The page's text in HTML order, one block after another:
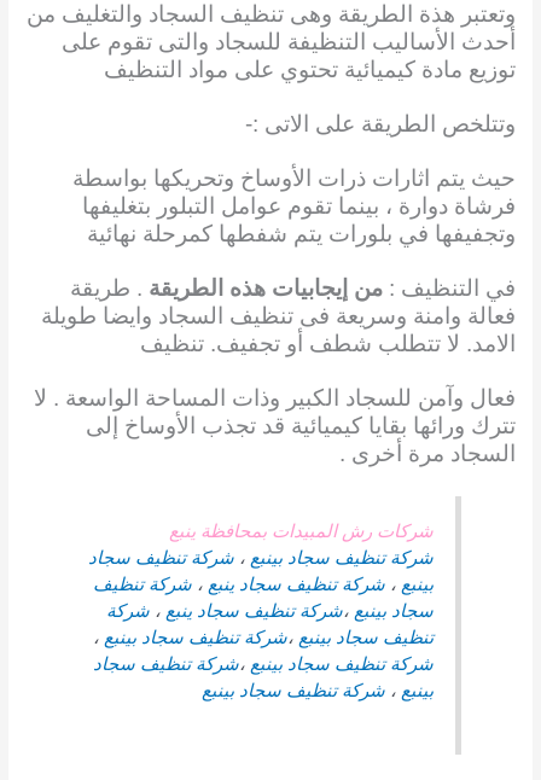
وتعتبر هذة الطريقة وهى تنظيف السجاد والتغليف من
أحدث الأساليب التنظيفة للسجاد والتى تقوم على
توزيع مادة كيميائية تحتوي على مواد التنظيف
وتتلخص الطريقة على الاتى :-
حيث يتم اثارات ذرات الأوساخ وتحريكها بواسطة
فرشاة دوارة ، بينما تقوم عوامل التبلور بتغليفها
وتجفيفها في بلورات يتم شفطها كمرحلة نهائية
في التنظيف :من إيجابيات هذه الطريقة . طريقة
فعالة وامنة وسريعة فى تنظيف السجاد وايضا طويلة
الامد. لا تتطلب شطف أو تجفيف. تنظيف
فعال وآمن للسجاد الكبير وذات المساحة الواسعة . لا
تترك ورائها بقايا كيميائية قد تجذب الأوساخ إلى
السجاد مرة أخرى .
شركات رش المبيدات بمحافظة ينبع
شركة تنظيف سجاد بينبع ،شركة تنظيف سجاد
بينبع،شركة تنظيف سجاد ينبع ،شركة تنظيف
سجاد بينبع ،شركة تنظيف سجادينبع ،شركة
تنظيف سجاد بينبع ،شركة تنظيف سجاد بينبع ،
شركة تنظيف سجاد بينبع ،شركة تنظيف سجاد
بينبع ،شركة تنظيف سجاد بينبع